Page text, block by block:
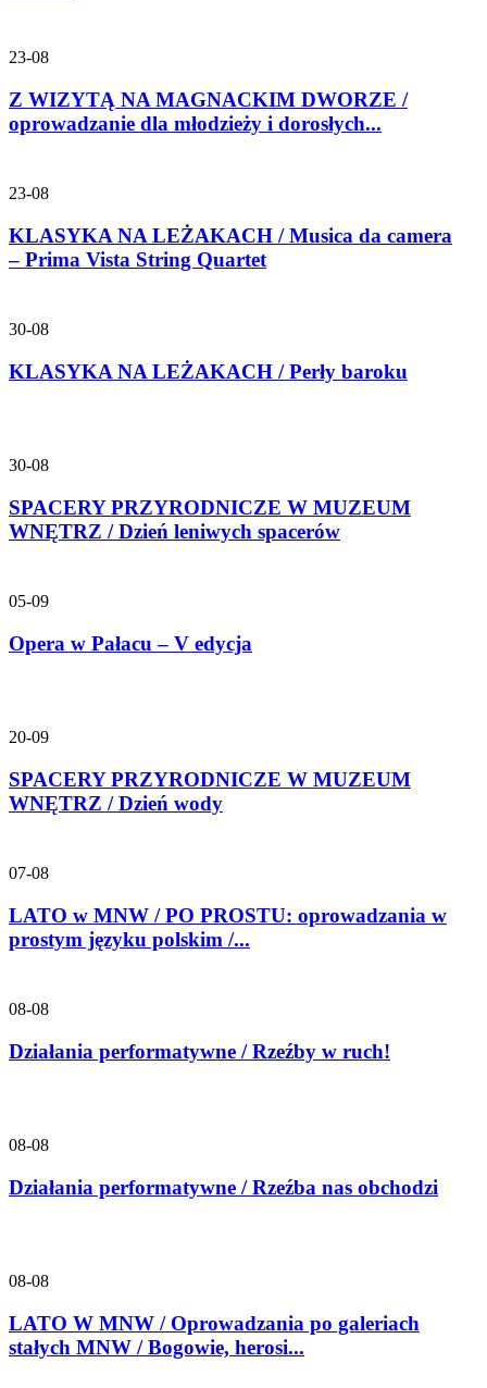
23-08
Z WIZYTĄ NA MAGNACKIM DWORZE /
oprowadzanie dla młodzieży i dorosłych...
23-08
KLASYKA NA LEŻAKACH / Musica da camera
– Prima Vista String Quartet
30-08
KLASYKA NA LEŻAKACH / Perły baroku
30-08
SPACERY PRZYRODNICZE W MUZEUM
WNĘTRZ / Dzień leniwych spacerów
05-09
Opera w Pałacu – V edycja
20-09
SPACERY PRZYRODNICZE W MUZEUM
WNĘTRZ / Dzień wody
07-08
LATO w MNW / PO PROSTU: oprowadzania w
prostym języku polskim /...
08-08
Działania performatywne / Rzeźby w ruch!
08-08
Działania performatywne / Rzeźba nas obchodzi
08-08
LATO W MNW / Oprowadzania po galeriach
stałych MNW / Bogowie, herosi...